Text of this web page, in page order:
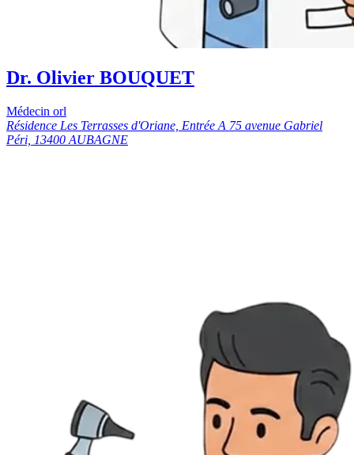
Dr. Olivier BOUQUET
Médecin orl
Résidence Les Terrasses d'Oriane, Entrée A 75 avenue Gabriel
Péri, 13400 AUBAGNE